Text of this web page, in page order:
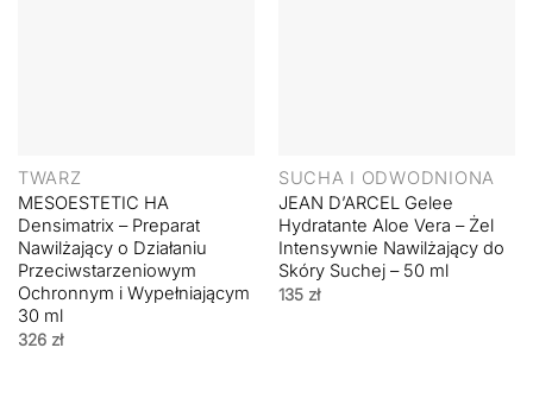
TWARZ
MESOESTETIC HA
Densimatrix – Preparat
Nawilżający o Działaniu
Przeciwstarzeniowym
Ochronnym i Wypełniającym
30 ml
326 zł
SUCHA I ODWODNIONA
JEAN D’ARCEL Gelee
Hydratante Aloe Vera – Żel
Intensywnie Nawilżający do
Skóry Suchej – 50 ml
135 zł